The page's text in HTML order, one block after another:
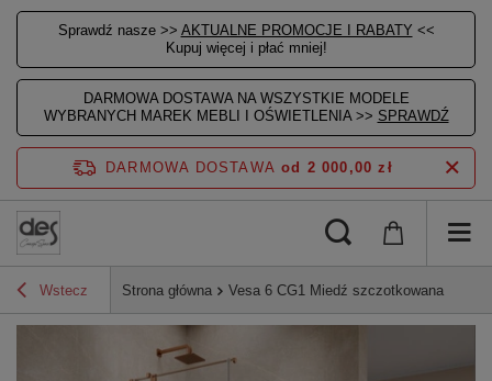
Sprawdź nasze >> AKTUALNE PROMOCJE I RABATY <<
Kupuj więcej i płać mniej!
DARMOWA DOSTAWA NA WSZYSTKIE MODELE
WYBRANYCH MAREK MEBLI I OŚWIETLENIA >> SPRAWDŹ
DARMOWA DOSTAWA od 2 000,00 zł
Wstecz Strona główna Vesa 6 CG1 Miedź szczotkowana